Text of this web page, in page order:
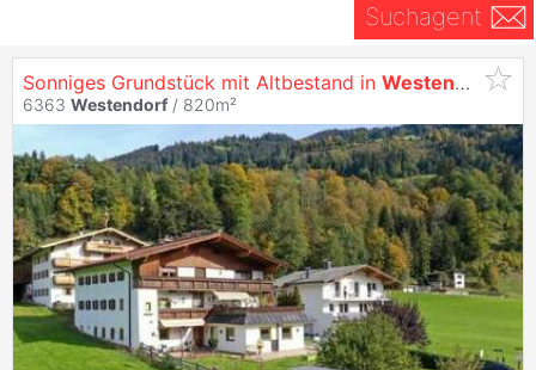
Suchagent
Sonniges Grundstück mit Altbestand in Westendorf zu
6363 Westendorf / 820m²